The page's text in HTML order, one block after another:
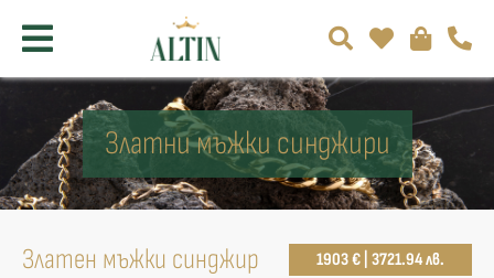
Златни мъжки синджири
Златен мъжки синджир 1903 € | 3721.94 лв.